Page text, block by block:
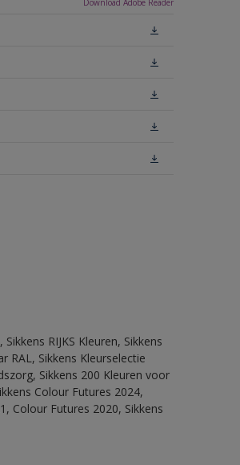
Download Adobe Reader
RIJKS Kleuren, Sikkens
RAL, Sikkens Kleurselectie
Sikkens 200 Kleuren voor
Colour Futures 2024,
Colour Futures 2020, Sikkens